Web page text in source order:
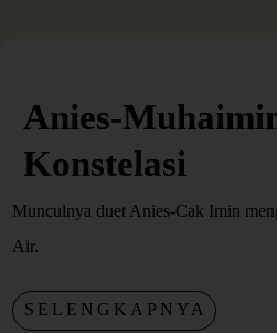
Anies-
Konstelasi
Munculnya duet Anies-Cak Imin
Air.
SELENGKAPNYA